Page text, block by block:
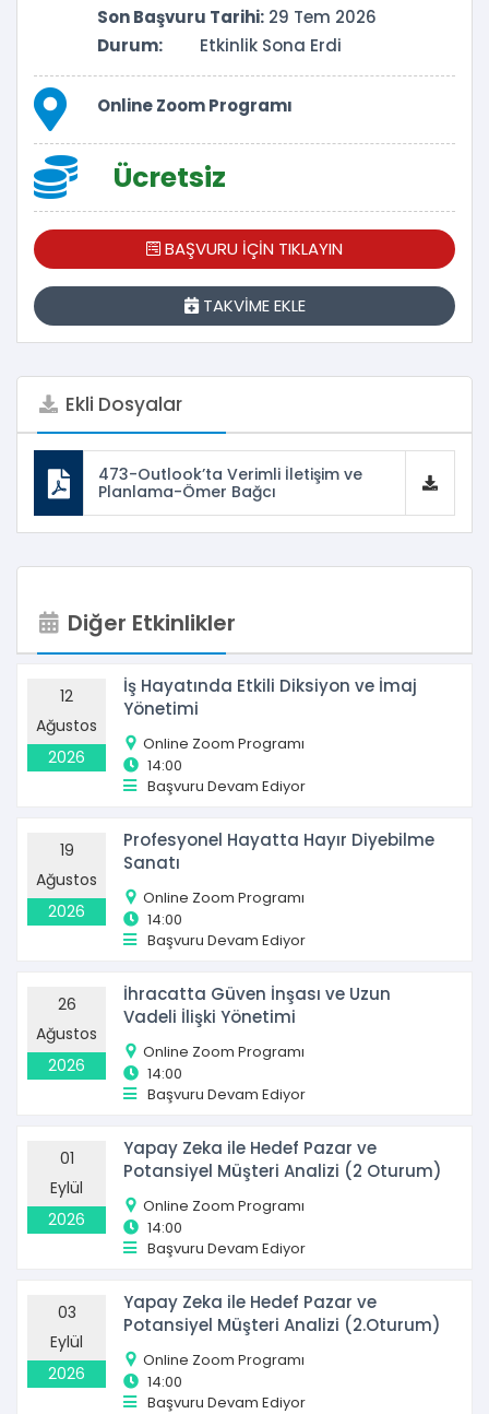
Son Başvuru Tarihi: 29 Tem 2026
Durum:
Etkinlik Sona Erdi
Online Zoom Programı
Ücretsiz
BAŞVURU İÇİN TIKLAYIN
TAKVİME EKLE
Ekli Dosyalar
473-Outlook’ta Verimli İletişim ve
Planlama-Ömer Bağcı
Diğer Etkinlikler
12
Ağustos
2026
İş Hayatında Etkili Diksiyon ve İmaj
Yönetimi
Online Zoom Programı
14:00
Başvuru Devam Ediyor
19
Ağustos
2026
Profesyonel Hayatta Hayır Diyebilme
Sanatı
Online Zoom Programı
14:00
Başvuru Devam Ediyor
26
Ağustos
2026
İhracatta Güven İnşası ve Uzun
Vadeli İlişki Yönetimi
Online Zoom Programı
14:00
Başvuru Devam Ediyor
01
Eylül
2026
Yapay Zeka ile Hedef Pazar ve
Potansiyel Müşteri Analizi (2 Oturum)
Online Zoom Programı
14:00
Başvuru Devam Ediyor
03
Eylül
2026
Yapay Zeka ile Hedef Pazar ve
Potansiyel Müşteri Analizi (2.Oturum)
Online Zoom Programı
14:00
Başvuru Devam Ediyor